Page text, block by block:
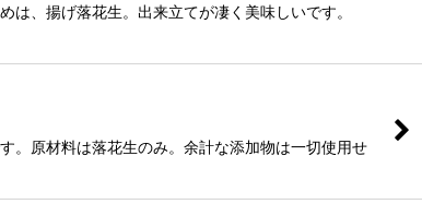
は、揚げ落花生。出来立てが凄く美味しいです。
。原材料は落花生のみ。余計な添加物は一切使用せ